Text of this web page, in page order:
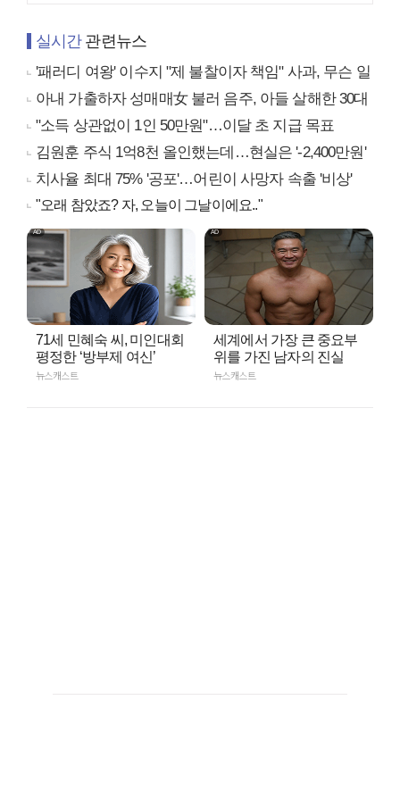
실시간관련뉴스
'패러디 여왕' 이수지 "제 불찰이자 책임" 사과, 무슨 일
아내 가출하자 성매매女 불러 음주, 아들 살해한 30대
"소득 상관없이 1인 50만원"…이달 초 지급 목표
김원훈 주식 1억8천 올인했는데…현실은 '-2,400만원'
치사율 최대 75% '공포'…어린이 사망자 속출 '비상'
"오래 참았죠? 자, 오늘이 그날이에요.."
71세 민혜숙 씨, 미인대회
평정한 ‘방부제 여신’
뉴스캐스트
세계에서 가장 큰 중요부
위를 가진 남자의 진실
뉴스캐스트